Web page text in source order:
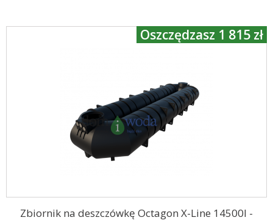
Zbiornik na deszczówkę Octagon X-Line 14500l -
Oszczędzasz 1 815 zł